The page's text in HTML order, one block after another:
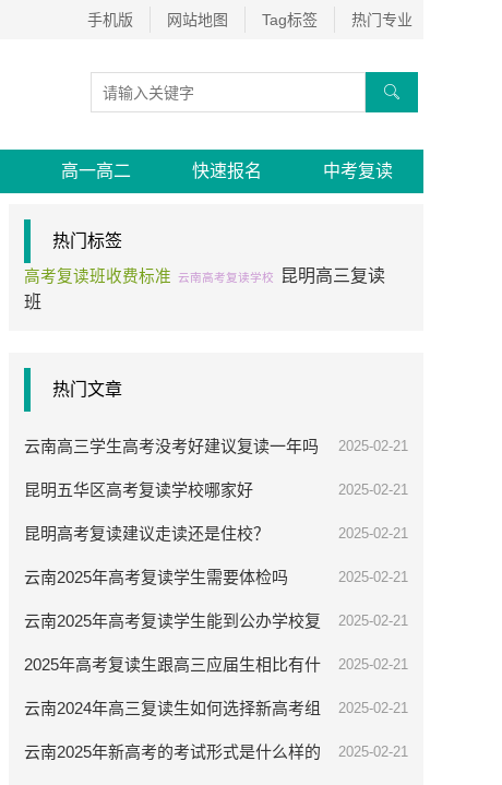
手机版 网站地图 Tag标签 热门专业

高一高二 快速报名 中考复读
热门标签
高考复读班收费标准 云南高考复读学校
昆明高三复读
班
热门文章
云南高三学生高考没考好建议复读一年吗 2025-02-21
昆明五华区高考复读学校哪家好 2025-02-21
昆明高考复读建议走读还是住校？ 2025-02-21
云南2025年高考复读学生需要体检吗 2025-02-21
云南2025年高考复读学生能到公办学校复
读吗
2025-02-21
2025年高考复读生跟高三应届生相比有什
么优势
2025-02-21
云南2024年高三复读生如何选择新高考组
合
2025-02-21
云南2025年新高考的考试形式是什么样的 2025-02-21